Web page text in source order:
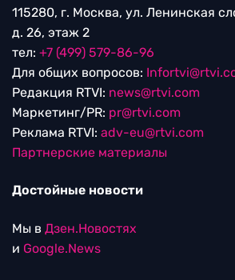
115280, г. Москва, ул. Ленинская
д. 26, этаж 2
тел: +7 (499) 579-86-96
Для общих вопросов:
Редакция RTVI: news@rtvi.com
Маркетинг/PR: pr@rtvi.com
Реклама RTVI: adv-eu@rtvi.com
Партнерские материалы
Достойные новости
Мы в Дзен.Новостях
и Google.News